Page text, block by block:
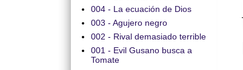
004 - La ecuación de Dios
003 - Agujero negro
002 - Rival demasiado terrible
001 - Evil Gusano busca a
Tomate